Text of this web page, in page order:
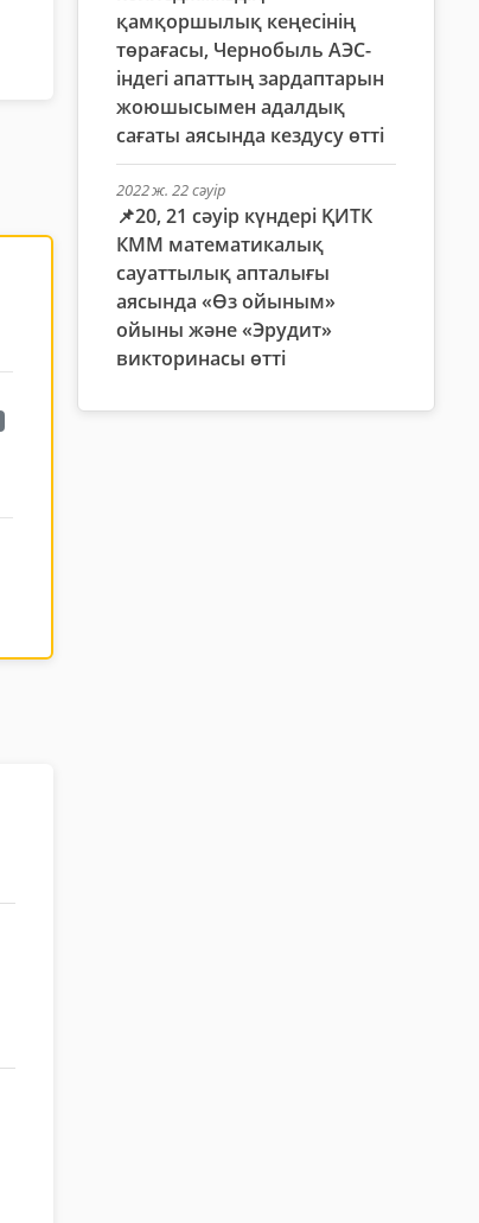
қамқоршылық кеңесінің
төрағасы, Чернобыль АЭС-
індегі апаттың зардаптарын
жоюшысымен адалдық
сағаты аясында кездусу өтті
2022 ж. 22 сәуір
📌20, 21 сәуір күндері ҚИТК
КММ математикалық
сауаттылық апталығы
аясында «Өз ойыным»
ойыны және «Эрудит»
викторинасы өтті